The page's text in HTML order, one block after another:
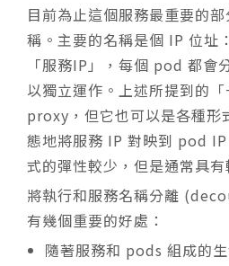
目前為止這個服務最重要的
稱。主要的名稱是個 IP 位
「服務IP」，每個 pod 都會
以獨立運作。上述所提到的
proxy，但它也可以是各種形
態地將服務 IP 對映到 pod
式的彈性較少，但是通常具有
將執行和服務名稱分離
有幾個重要的好處：
隨著服務和 pods 組成的